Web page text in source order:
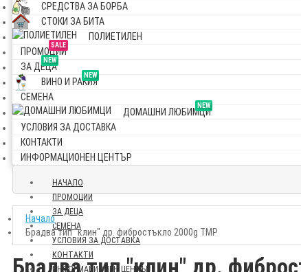
СРЕДСТВА ЗА БОРБА
СТОКИ ЗА БИТА
ПОЛИЕТИЛЕН
SALE
ПРОМОЦИИ
NEW
ЗА ДЕЦА
NEW
ВИНО И РАКИЯ
СЕМЕНА
NEW
ДОМАШНИ ЛЮБИМЦИ
УСЛОВИЯ ЗА ДОСТАВКА
КОНТАКТИ
ИНФОРМАЦИОНЕН ЦЕНТЪР
НАЧАЛО
ПРОМОЦИИ
ЗА ДЕЦА
СЕМЕНА
УСЛОВИЯ ЗА ДОСТАВКА
КОНТАКТИ
ИНФОРМАЦИОНЕН ЦЕНТЪР
Начало
Брадва тип "клин" др. фибростъкло 2000g TMP